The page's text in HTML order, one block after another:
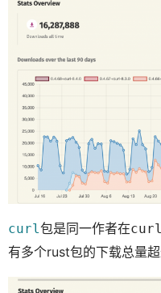
curl包是同一作者在
有多个rust包的下载总量